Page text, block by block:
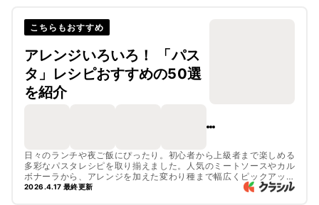
こちらもおすすめ
アレンジいろいろ！ 「パス
タ」レシピおすすめの50選
を紹介
日々のランチや夜ご飯にぴったり。初心者から上級者まで楽しめる
多彩なパスタレシピを取り揃えました。人気のミートソースやカル
ボナーラから、アレンジを加えた変わり種まで幅広くピックアップ
しました。
2026.4.17 最終更新